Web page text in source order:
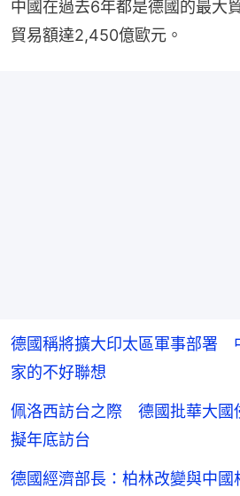
中國在過去6年都是德國的最大
貿易額達2,450億歐元。
德國稱將擴大印太區軍事部署
家的不好聯想
佩洛西訪台之際 德國批華大
擬年底訪台
德國經濟部長：柏林改變與中